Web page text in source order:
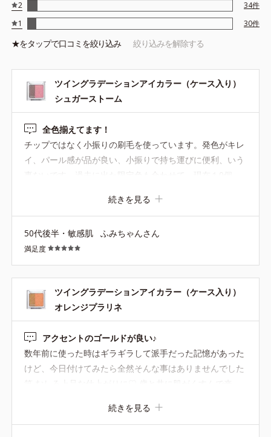
2
34件
1
30件
★をタップで口コミを絞り込み 絞り込みを解除する
ツイングラデーションアイカラー（ケース入り）
シュガーストーム
全色揃えてます！
チップではなく小振りの刷毛を使っています。発色がキレ
イ、パール感が品が良い、小振りで持ち運びに便利、いう
事ないです。過去に出た限定色も合わせて、現在１0個、
ームで、３個くらい使い切ったと思います。１0個もある
ので、組み合わせは無限大です。その日の服に合わせて、
シュガーストームピンク×ターコイズシーサンドカラー、
とか、もう楽しくて楽しくて。ドリーミングナイト、メー
プルサンセット、これらも通常カラーと組み合わせて大活
躍中。 是非是非、限定色で構わないのでブルー系を出して
ほしいです。今までに出たことないと思います。ご検討お
願いします！
続きを見る
50代後半・敏感肌 ふみちゃんさん
満足度
ツイングラデーションアイカラー（ケース入り）
オレンジプラリネ
アクセントのゴールドが良い♪
数年前に使った時はギラギラして派手だった記憶があった
けど、今日付けてみたら全然そんな事はありませんでした
ークと合います♪ 他にベージュ、ピンクも買ったのでメイ
クの幅が広がって楽しいです♪
続きを見る